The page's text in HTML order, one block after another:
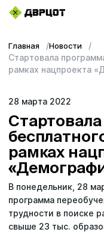
+7 (423)
Услуги
О
Главная Новости
Стартовала
рамках нацпроекта
28 мартa 2022
рамках
В понедельник, 28
программа
трудности в поиске
свыше 23 тыс.